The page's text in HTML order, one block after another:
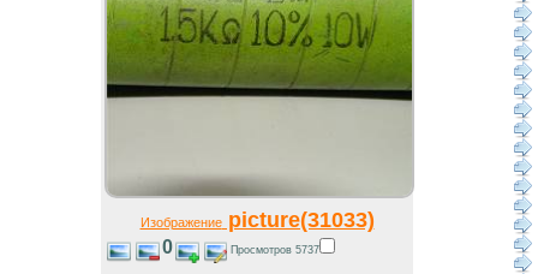
Изображениеpicture(31033)
0 Просмотров 5737